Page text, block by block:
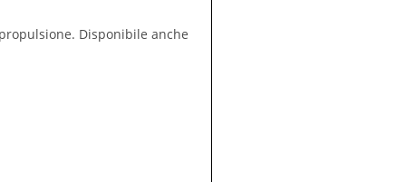
Disponibile anche